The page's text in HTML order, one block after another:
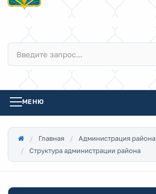
МЕНЮ
Главная Администрация района
Структура администрации района